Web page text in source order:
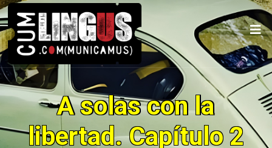
A solas con la
libertad. Capítulo 2